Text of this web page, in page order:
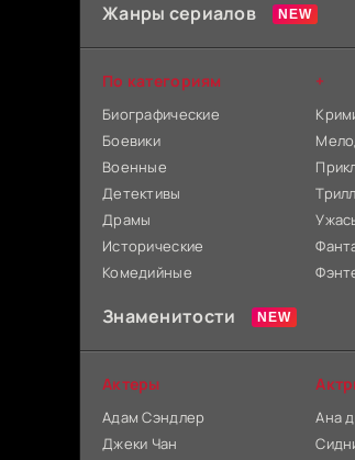
Жанры сериалов
По категориям
Биографические
Боевики
Военные
Детективы
Драмы
Исторические
Комедийные
+
Знаменитости
Актеры
Адам Сэндлер
Джеки Чан
Ана